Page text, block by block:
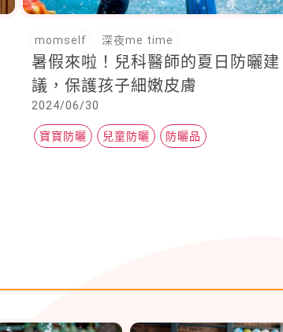
momself 深夜me time
暑假來啦！兒科醫師的夏日防曬建
議，保護孩子細嫩皮膚
2024/06/30
寶寶防曬 兒童防曬 防曬品